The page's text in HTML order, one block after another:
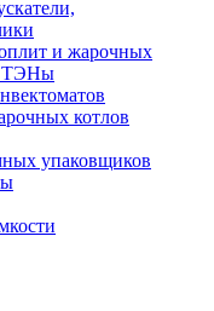
и жарочных
ТЭНы
котлов
упаковщиков